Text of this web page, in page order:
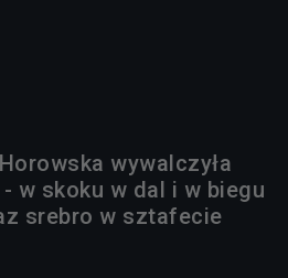
wywalczyła
w skoku w dal i w biegu
srebro w sztafecie